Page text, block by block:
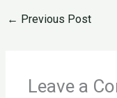
← Previous Post
Leave a